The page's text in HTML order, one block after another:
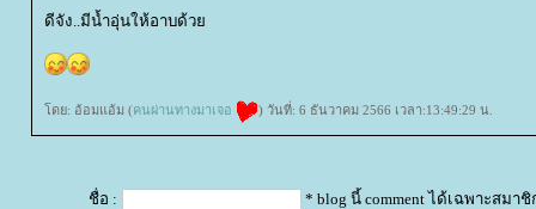
ดีจัง..มีน้ำอุ่นให้อาบด้ว
ดย: อ้อมแอ้ม (คนผ่านทางมาเจอ ) วันที่: 6 ธันวาคม 2566 เวลา:13:49:29 น.
ชื่อ :
* blog นี้ comment ได้เฉพาะสมาชิ